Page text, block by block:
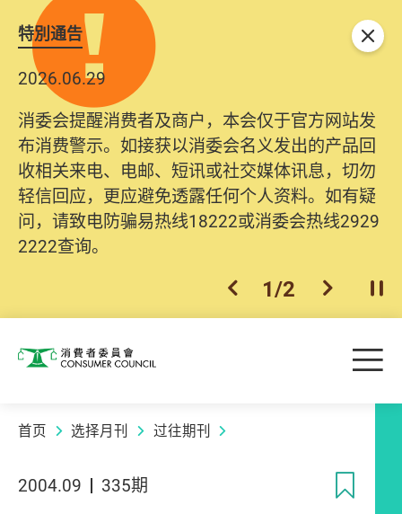
特別通告
2026.06.29
消委会提醒消费者及商户，本会仅于官方网站发
布消费警示。如接获以消委会名义发出的产品回
收相关来电、电邮、短讯或社交媒体讯息，切勿
轻信回应，更应避免透露任何个人资料。如有疑
问，请致电防骗易热线18222或消委会热线2929
2222查询。
上一个
1/2 下一个开
关闭
消费者委员会 目
首页 选择月刊 过往期刊
2004.09 335期